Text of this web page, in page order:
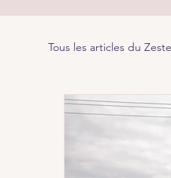
Tous les articles du